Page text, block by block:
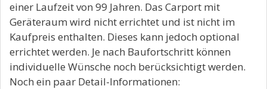
einer Laufzeit von 99 Jahren. Das Carport mit
Geräteraum wird nicht errichtet und ist nicht im
Kaufpreis enthalten. Dieses kann jedoch optional
errichtet werden. Je nach Baufortschritt können
individuelle Wünsche noch berücksichtigt werden.
Noch ein paar Detail-Informationen: